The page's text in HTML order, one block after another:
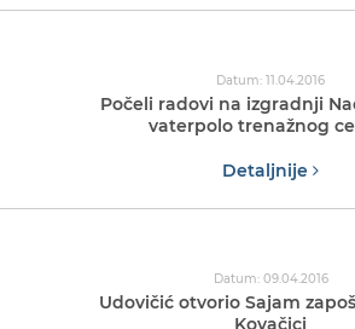
Datum: 11.04.2016
Počeli radovi na izgradnji
vaterpolo trenažnog
Detaljnije
Datum: 09.04.2016
Udovičić otvorio Sajam
Kovačici